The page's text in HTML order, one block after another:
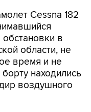
Cessna 182
в
области, не
время и не
находились
воздушного